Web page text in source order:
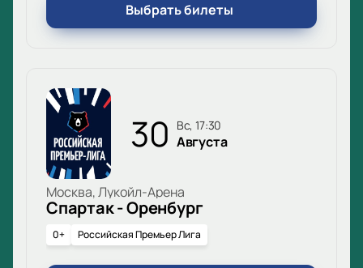
Выбрать билеты
30 вс, 17:30
Августа
Москва, Лукойл-Арена
Спартак - Оренбург
0+ Российская Премьер Лига